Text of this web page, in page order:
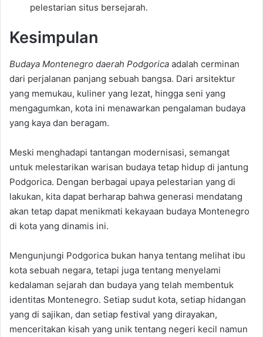
pelestarian situs bersejarah.
Kesimpulan
Budaya Montenegro daerah Podgorica adalah cerminan
dari perjalanan panjang sebuah bangsa. Dari arsitektur
yang memukau, kuliner yang lezat, hingga seni yang
mengagumkan, kota ini menawarkan pengalaman budaya
yang kaya dan beragam.
Meski menghadapi tantangan modernisasi, semangat
untuk melestarikan warisan budaya tetap hidup di jantung
Podgorica. Dengan berbagai upaya pelestarian yang di
lakukan, kita dapat berharap bahwa generasi mendatang
akan tetap dapat menikmati kekayaan budaya Montenegro
di kota yang dinamis ini.
Mengunjungi Podgorica bukan hanya tentang melihat ibu
kota sebuah negara, tetapi juga tentang menyelami
kedalaman sejarah dan budaya yang telah membentuk
identitas Montenegro. Setiap sudut kota, setiap hidangan
yang di sajikan, dan setiap festival yang dirayakan,
menceritakan kisah yang unik tentang negeri kecil namun